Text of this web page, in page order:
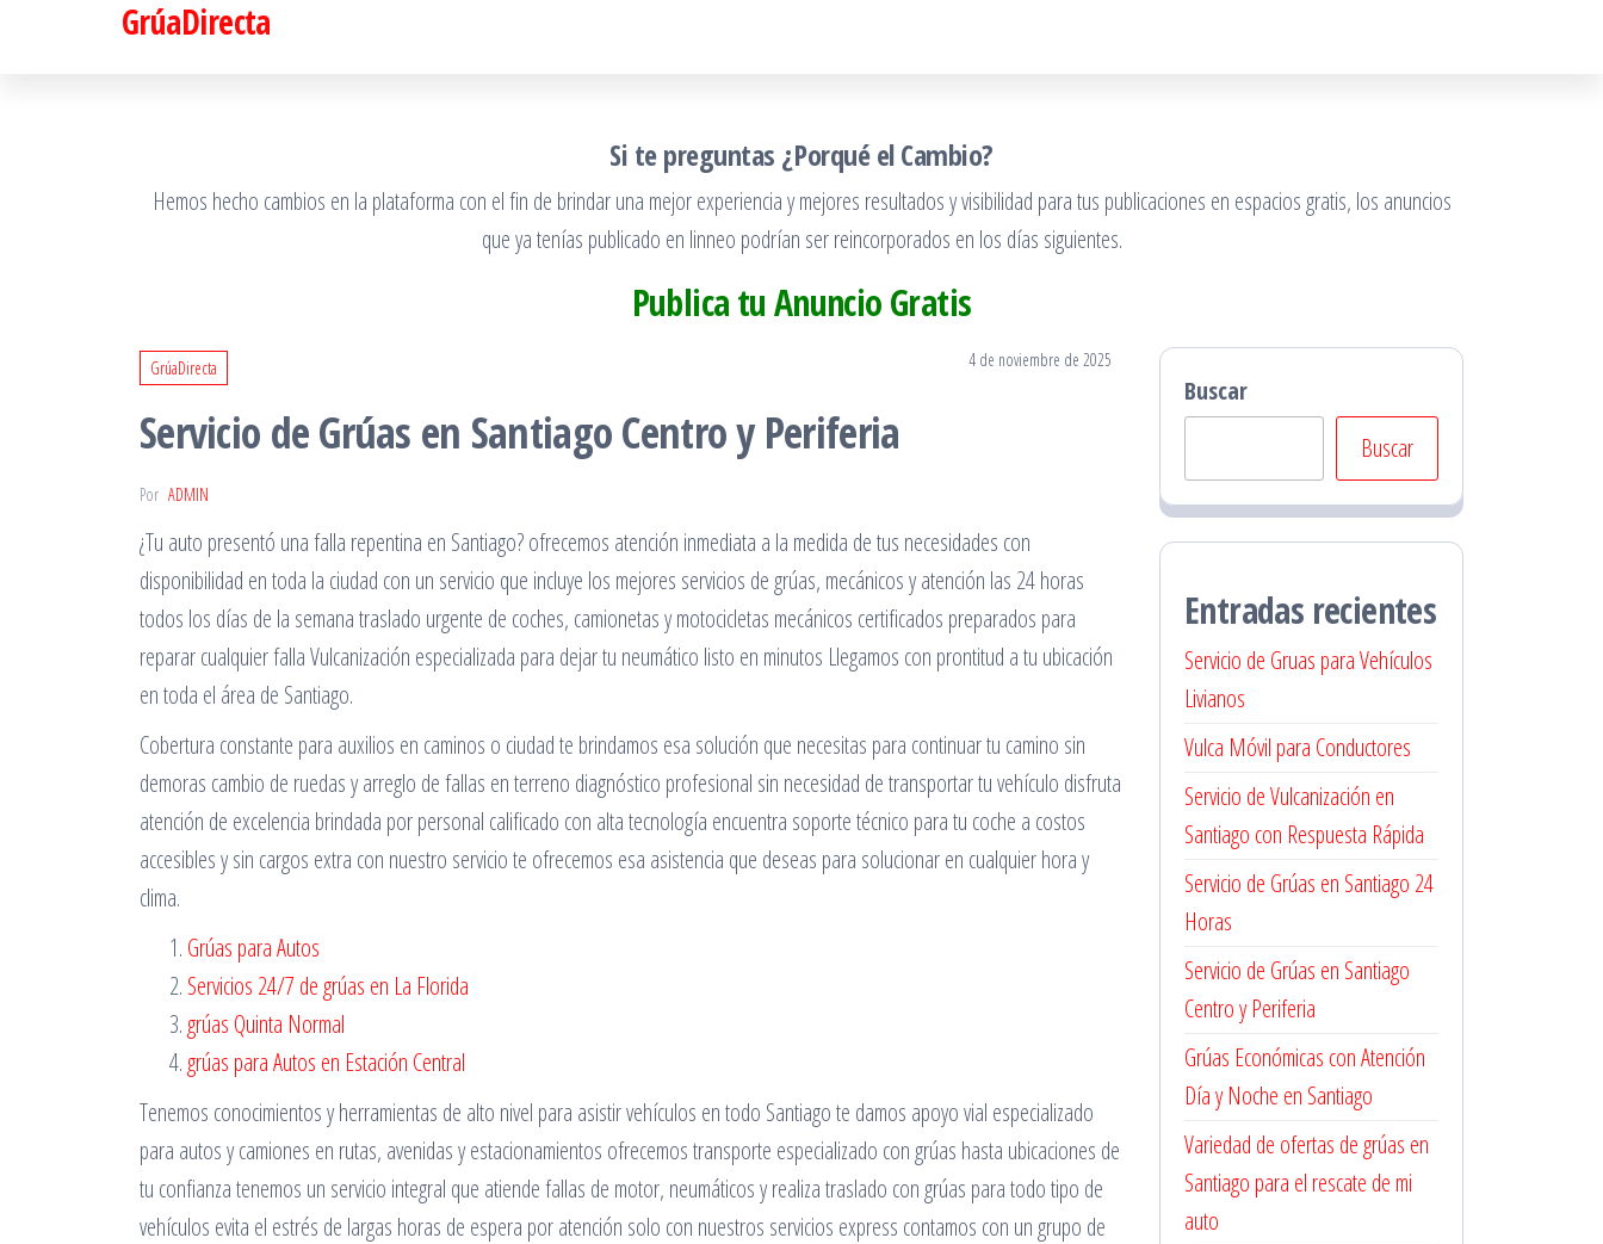
GrúaDirecta
Si te preguntas ¿Porqué el Cambio?
Hemos hecho cambios en la plataforma con el fin de brindar una mejor experiencia y mejores resultados y visibilidad para tus publicaciones en espacios gratis, los anuncios
que ya tenías publicado en linneo podrían ser reincorporados en los días siguientes.
Publica tu Anuncio Gratis
GrúaDirecta 4 de noviembre de 2025
Servicio de Grúas en Santiago Centro y Periferia
Por ADMIN
¿Tu auto presentó una falla repentina en Santiago? ofrecemos atención inmediata a la medida de tus necesidades con
disponibilidad en toda la ciudad con un servicio que incluye los mejores servicios de grúas, mecánicos y atención las 24 horas
todos los días de la semana traslado urgente de coches, camionetas y motocicletas mecánicos certificados preparados para
reparar cualquier falla Vulcanización especializada para dejar tu neumático listo en minutos Llegamos con prontitud a tu ubicación
en toda el área de Santiago.
Cobertura constante para auxilios en caminos o ciudad te brindamos esa solución que necesitas para continuar tu camino sin
demoras cambio de ruedas y arreglo de fallas en terreno diagnóstico profesional sin necesidad de transportar tu vehículo disfruta
atención de excelencia brindada por personal calificado con alta tecnología encuentra soporte técnico para tu coche a costos
accesibles y sin cargos extra con nuestro servicio te ofrecemos esa asistencia que deseas para solucionar en cualquier hora y
clima.
Grúas para Autos
Servicios 24/7 de grúas en La Florida
grúas Quinta Normal
grúas para Autos en Estación Central
Tenemos conocimientos y herramientas de alto nivel para asistir vehículos en todo Santiago te damos apoyo vial especializado
para autos y camiones en rutas, avenidas y estacionamientos ofrecemos transporte especializado con grúas hasta ubicaciones de
tu confianza tenemos un servicio integral que atiende fallas de motor, neumáticos y realiza traslado con grúas para todo tipo de
vehículos evita el estrés de largas horas de espera por atención solo con nuestros servicios express contamos con un grupo de
Buscar
Buscar
Entradas recientes
Servicio de Gruas para Vehículos
Livianos
Vulca Móvil para Conductores
Servicio de Vulcanización en
Santiago con Respuesta Rápida
Servicio de Grúas en Santiago 24
Horas
Servicio de Grúas en Santiago
Centro y Periferia
Grúas Económicas con Atención
Día y Noche en Santiago
Variedad de ofertas de grúas en
Santiago para el rescate de mi
auto